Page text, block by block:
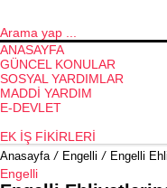
Arama yap ...
ANASAYFA
GÜNCEL KONULAR
SOSYAL YARDIMLAR
MADDI YARDIM
E-DEVLET
EK İŞ FIKIRLERI
Anasayfa / Engelli / Engelli
Engelli